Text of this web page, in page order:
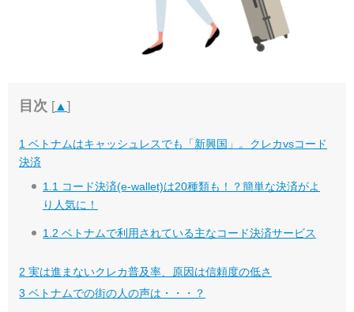
目次 [▲ ]
1 ベトナムはキャッシュレスでも「新興国」。クレカvsコード
決済
1.1 コード決済(e-wallet)は20種類も！？簡単な決済がよ
り人気に！
1.2 ベトナムで利用されている主なコード決済サービス
2 実は進まないクレカ普及率、原因は信頼度の低さ
3 ベトナムでの街の人の声は・・・？